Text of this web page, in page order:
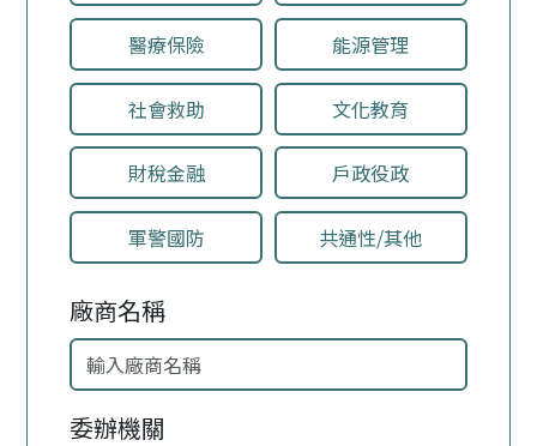
醫療保險 能源管理
社會救助 文化教育
財稅金融 戶政役政
軍警國防 共通性/其他
廠商名稱
委辦機關